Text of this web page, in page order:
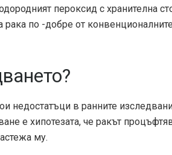
пероксид с хранителна
по -добре от
недостатъци в ранните
е хипотезата, че ракът
му.